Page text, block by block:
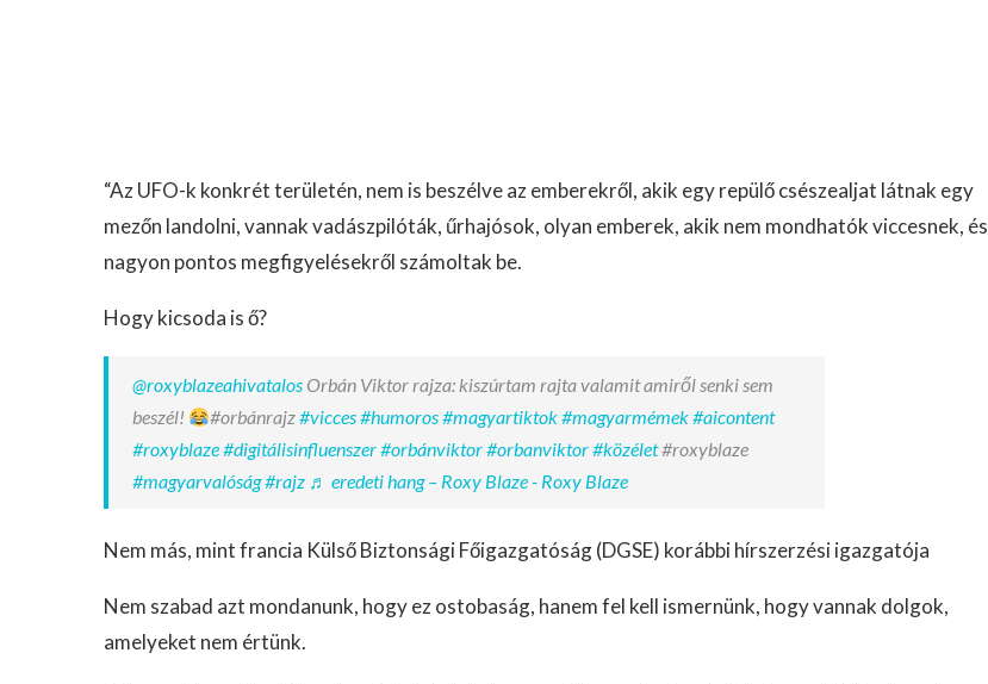
“Az UFO-k konkrét területén, nem is beszélve az emberekről, akik egy repülő csészealjat látnak egy
mezőn landolni, vannak vadászpilóták, űrhajósok, olyan emberek, akik nem mondhatók viccesnek, és
nagyon pontos megfigyelésekről számoltak be.
Hogy kicsoda is ő?
@roxyblazeahivatalos Orbán Viktor rajza: kiszúrtam rajta valamit amiről senki sem
beszél!
#orbánrajz#vicces#humoros#magyartiktok#magyarmémek#aicontent
#roxyblaze#digitálisinfluenszer#orbánviktor#orbanviktor#közélet#roxyblaze
#magyarvalóság#rajz ♬ eredeti hang – Roxy Blaze - Roxy Blaze
Nem más, mint francia Külső Biztonsági Főigazgatóság (DGSE) korábbi hírszerzési igazgatója
Nem szabad azt mondanunk, hogy ez ostobaság, hanem fel kell ismernünk, hogy vannak dolgok,
amelyeket nem értünk.